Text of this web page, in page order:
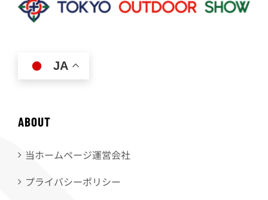
JA
ABOUT
当ホームページ運営会社
プライバシーポリシー